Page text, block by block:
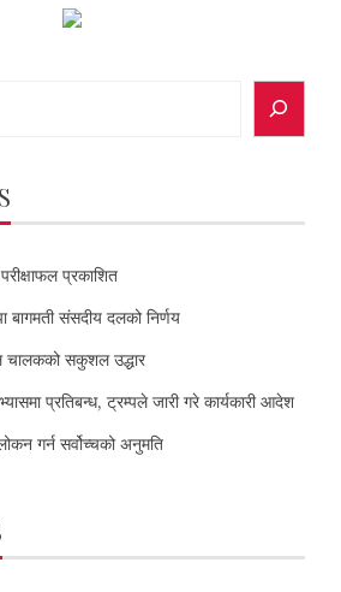
प्रकाशित
बागमती संसदीय दलको निर्णय
चालकको सकुशल उद्धार
प्रतिबन्ध, ट्रम्पले जारी गरे कार्यकारी आदेश
गर्न सर्वोच्चको अनुमति